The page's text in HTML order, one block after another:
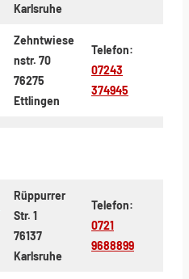
Karlsruhe
Zehntwiese
nstr. 70
76275
Ettlingen
Telefon:
07243
374945
Rüppurrer
Str. 1
76137
Karlsruhe
Telefon:
0721
9688899